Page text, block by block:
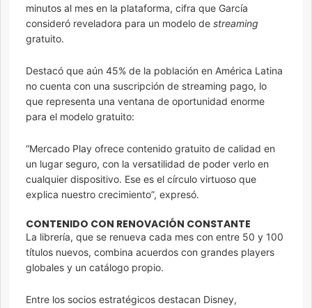
minutos al mes en la plataforma, cifra que García
consideró reveladora para un modelo de streaming
gratuito.
Destacó que aún 45% de la población en América Latina
no cuenta con una suscripción de streaming pago, lo
que representa una ventana de oportunidad enorme
para el modelo gratuito:
“Mercado Play ofrece contenido gratuito de calidad en
un lugar seguro, con la versatilidad de poder verlo en
cualquier dispositivo. Ese es el círculo virtuoso que
explica nuestro crecimiento”, expresó.
CONTENIDO CON RENOVACIÓN CONSTANTE
La librería, que se renueva cada mes con entre 50 y 100
títulos nuevos, combina acuerdos con grandes players
globales y un catálogo propio.
Entre los socios estratégicos destacan Disney,